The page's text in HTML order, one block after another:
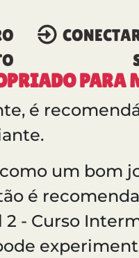
é
um bom
é
- Curso